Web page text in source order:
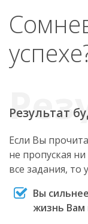
Результат
Если Вы
не пропуская
все задания, то
Вы
жизнь